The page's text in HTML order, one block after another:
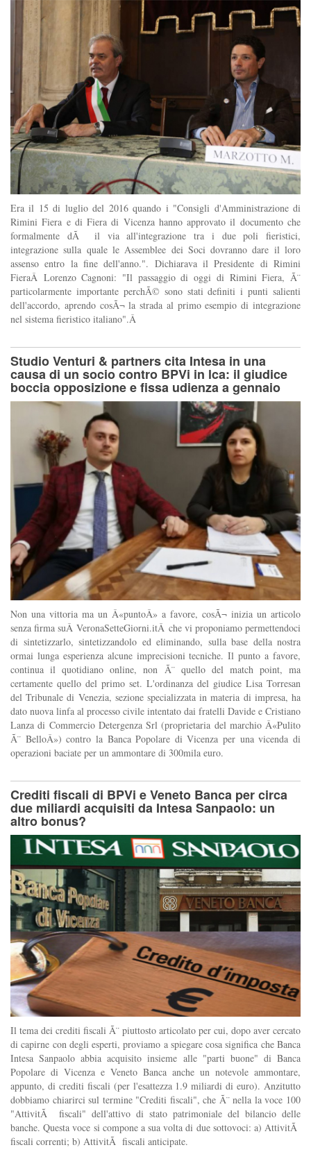
Era il 15 di luglio del 2016 quando i "Consigli d'Amministrazione di
Rimini Fiera e di Fiera di Vicenza hanno approvato il documento che
formalmente dÃ il via all'integrazione tra i due poli fieristici,
integrazione sulla quale le Assemblee dei Soci dovranno dare il loro
assenso entro la fine dell'anno.". Dichiarava il Presidente di Rimini
FieraÂ Lorenzo Cagnoni: "Il passaggio di oggi di Rimini Fiera, Ã¨
particolarmente importante perchÃ© sono stati definiti i punti salienti
dell'accordo, aprendo cosÃ¬ la strada al primo esempio di integrazione
nel sistema fieristico italiano".Â
Studio Venturi & partners cita Intesa in una
causa di un socio contro BPVi in lca: il giudice
boccia opposizione e fissa udienza a gennaio
Non una vittoria ma un Â«puntoÂ» a favore, cosÃ¬ inizia un articolo
senza firma suÂ VeronaSetteGiorni.itÂ che vi proponiamo permettendoci
di sintetizzarlo, sintetizzandolo ed eliminando, sulla base della nostra
ormai lunga esperienza alcune imprecisioni tecniche. Il punto a favore,
continua il quotidiano online, non Ã¨ quello del match point, ma
certamente quello del primo set. L'ordinanza del giudice Lisa Torresan
del Tribunale di Venezia, sezione specializzata in materia di impresa, ha
dato nuova linfa al processo civile intentato dai fratelli Davide e Cristiano
Lanza di Commercio Detergenza Srl (proprietaria del marchio Â«Pulito
Ã¨ BelloÂ») contro la Banca Popolare di Vicenza per una vicenda di
operazioni baciate per un ammontare di 300mila euro.
Crediti fiscali di BPVi e Veneto Banca per circa
due miliardi acquisiti da Intesa Sanpaolo: un
altro bonus?
Il tema dei crediti fiscali Ã¨ piuttosto articolato per cui, dopo aver cercato
di capirne con degli esperti, proviamo a spiegare cosa significa che Banca
Intesa Sanpaolo abbia acquisito insieme alle "parti buone" di Banca
Popolare di Vicenza e Veneto Banca anche un notevole ammontare,
appunto, di crediti fiscali (per l'esattezza 1.9 miliardi di euro). Anzitutto
dobbiamo chiarirci sul termine "Crediti fiscali", che Ã¨ nella la voce 100
"AttivitÃ fiscali" dell'attivo di stato patrimoniale del bilancio delle
banche. Questa voce si compone a sua volta di due sottovoci: a) AttivitÃ
fiscali correnti; b) AttivitÃ fiscali anticipate.